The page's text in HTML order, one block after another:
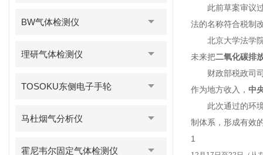
BW气体检测仪
理研气体检测仪
TOSOKU东侧电子手轮
马杜烟气分析仪
霍尼韦尔固定气体检测仪
此前草案审议过
法的名称符合税制
北京大学法学院
未来把二氧化碳排
财政部税政司司
作为地方收入， 中
此次通过的环境
制体系，形成有效
1